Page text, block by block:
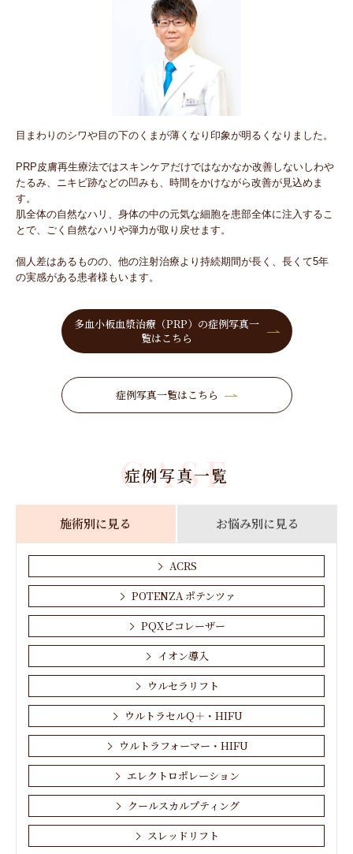
目まわりのシワや目の下のくまが薄くなり印象が明るくなりました。
PRP⽪膚再⽣療法ではスキンケアだけではなかなか改善しないしわや
たるみ、ニキビ跡などの凹みも、時間をかけながら改善が⾒込めま
す。
肌全体の⾃然なハリ、⾝体の中の元気な細胞を患部全体に注⼊するこ
とで、ごく⾃然なハリや弾⼒が取り戻せます。
個⼈差はあるものの、他の注射治療より持続期間が長く、⻑くて5年
の実感がある患者様もいます。
多血小板血漿治療（PRP）の症例写真一
覧はこちら
症例写真一覧はこちら
症例写真一覧
CASE
施術別に見る お悩み別に見る
ACRS
POTENZA ポテンツァ
PQXピコレーザー
イオン導入
ウルセラリフト
ウルトラセルQ＋・HIFU
ウルトラフォーマー・HIFU
エレクトロポレーション
クールスカルプティング
スレッドリフト